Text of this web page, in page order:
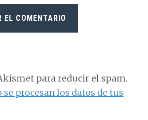
para reducir el spam.
procesan los datos de tus